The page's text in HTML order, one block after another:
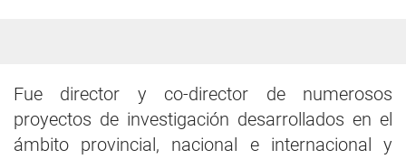
Fue director y co-director de numerosos
proyectos de investigación desarrollados en el
ámbito provincial, nacional e internacional y